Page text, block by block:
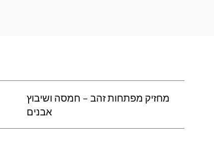
מחזיק מפתחות זהב – חמסה ושיבוץ
אבנים